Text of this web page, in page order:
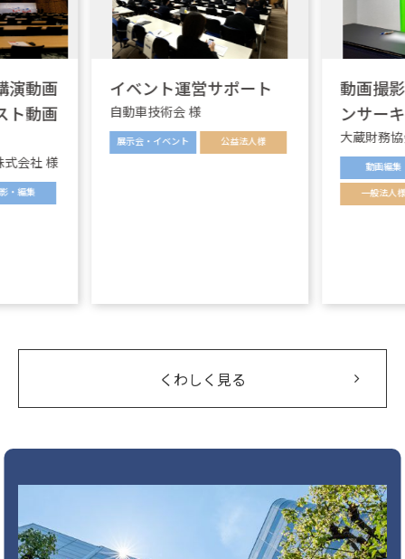
演動画
ト動画
会社 様
・編集
イベント運営サポート
自動車技術会 様
展示会・イベント 公益法人様
動画撮
ンサー
大蔵財務協
動画編集
一般法人様
くわしく見る